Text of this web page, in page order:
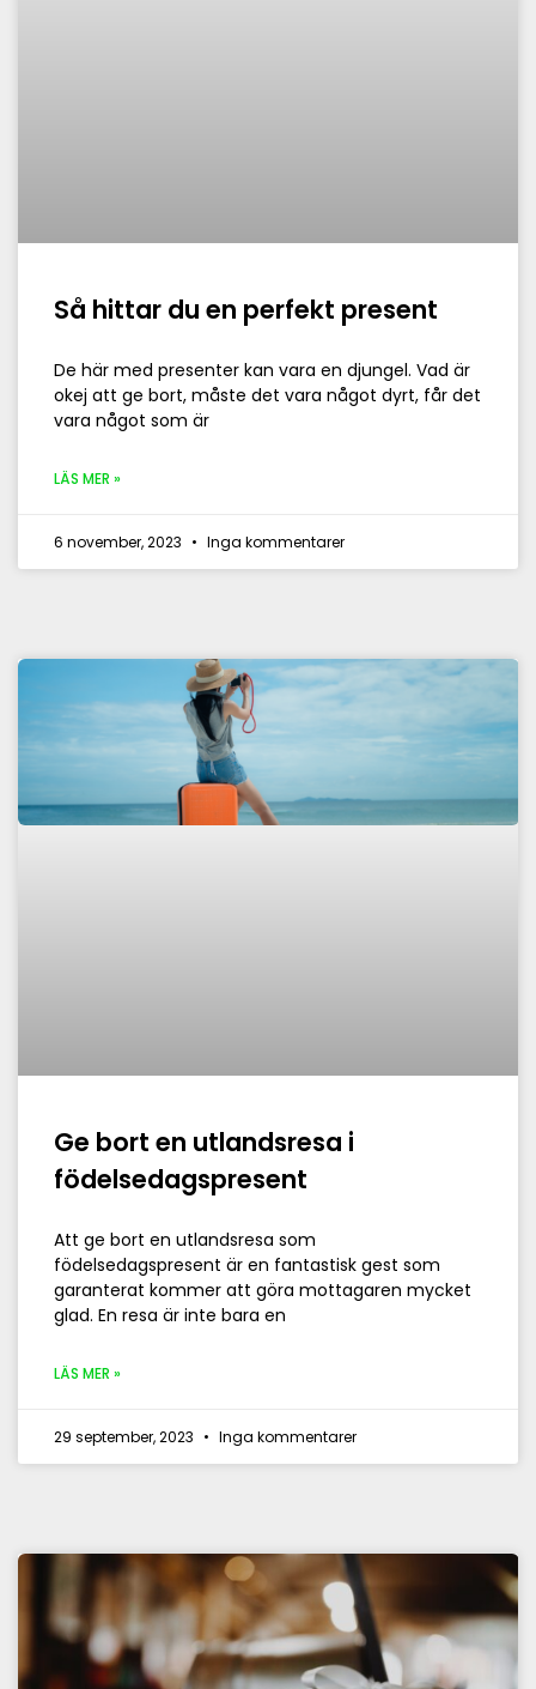
Så hittar du en perfekt present
De här med presenter kan vara en djungel. Vad är
okej att ge bort, måste det vara något dyrt, får det
vara något som är
LÄS MER »
6 november, 2023 Inga kommentarer
Ge bort en utlandsresa i
födelsedagspresent
Att ge bort en utlandsresa som
födelsedagspresent är en fantastisk gest som
garanterat kommer att göra mottagaren mycket
glad. En resa är inte bara en
LÄS MER »
29 september, 2023 Inga kommentarer